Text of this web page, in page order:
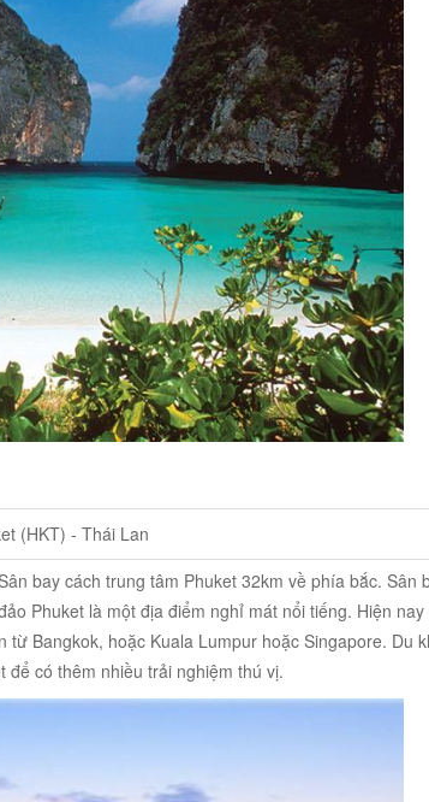
(HKT) - Thái Lan
bay cách trung tâm Phuket 32km về phía bắc. Sân
Phuket là một địa điểm nghỉ mát nổi tiếng. Hiện
Bangkok, hoặc Kuala Lumpur hoặc Singapore. Du
có thêm nhiều trải nghiệm thú vị.